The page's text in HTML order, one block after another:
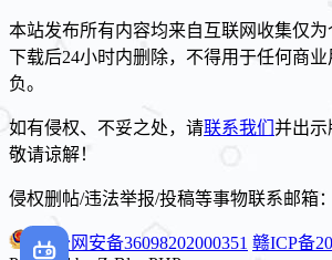
本站发布所有内容均来自互联网收集仅
下载后24小时内删除，不得用于任何商
负。
如有侵权、不妥之处，请联系我们 并出示
敬请谅解！
侵权删帖/违法举报/投稿等事物联系邮箱：
赣公网安备36098202000351 赣ICP备